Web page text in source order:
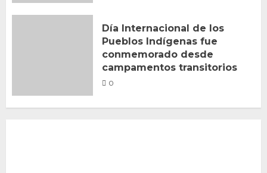
Día Internacional de los
Pueblos Indígenas fue
conmemorado desde
campamentos transitorios
0